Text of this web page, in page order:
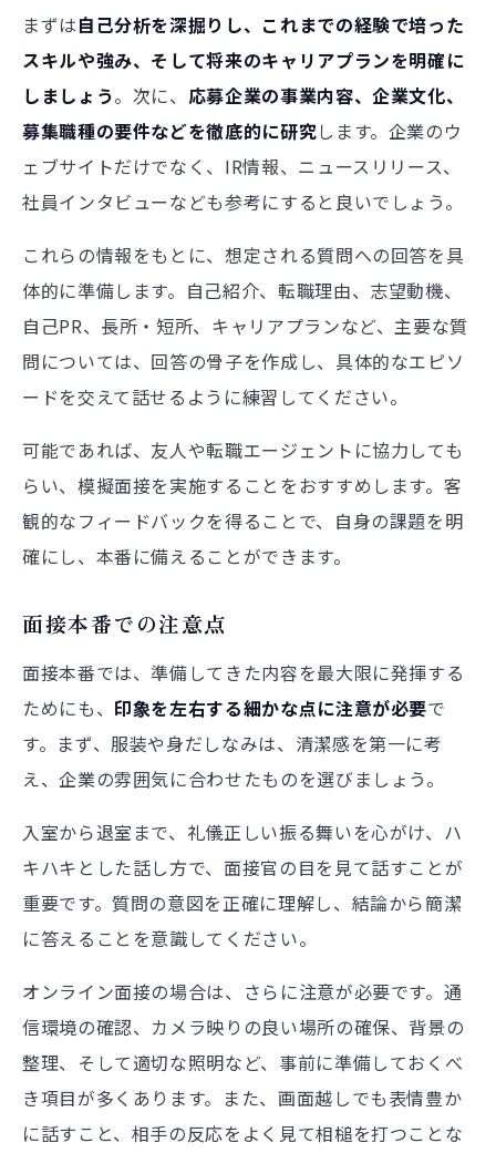
まずは自己分析を深掘りし、これまでの経験で培った
スキルや強み、そして将来のキャリアプランを明確に
しましょう。次に、 応募企業の事業内容、企業文化、
募集職種の要件などを徹底的に研究します。企業のウ
ェブサイトだけでなく、IR情報、ニュースリリース、
社員インタビューなども参考にすると良いでしょう。
これらの情報をもとに、想定される質問への回答を具
体的に準備します。自己紹介、転職理由、志望動機、
自己PR、長所・短所、キャリアプランなど、主要な質
問については、回答の骨子を作成し、具体的なエピソ
ードを交えて話せるように練習してください。
可能であれば、友人や転職エージェントに協力しても
らい、模擬面接を実施することをおすすめします。客
観的なフィードバックを得ることで、自身の課題を明
確にし、本番に備えることができます。
面接本番での注意点
面接本番では、準備してきた内容を最大限に発揮する
ためにも、 印象を左右する細かな点に注意が必要で
す。まず、服装や身だしなみは、清潔感を第一に考
え、企業の雰囲気に合わせたものを選びましょう。
入室から退室まで、礼儀正しい振る舞いを心がけ、ハ
キハキとした話し方で、面接官の目を見て話すことが
重要です。質問の意図を正確に理解し、結論から簡潔
に答えることを意識してください。
オンライン面接の場合は、さらに注意が必要です。通
信環境の確認、カメラ映りの良い場所の確保、背景の
整理、そして適切な照明など、事前に準備しておくべ
き項目が多くあります。また、画面越しでも表情豊か
に話すこと、相手の反応をよく見て相槌を打つことな